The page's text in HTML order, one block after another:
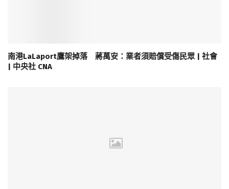
南港LaLaport鷹架掉落 蔣萬安：業者須賠償受傷民眾 | 社會
| 中央社 CNA